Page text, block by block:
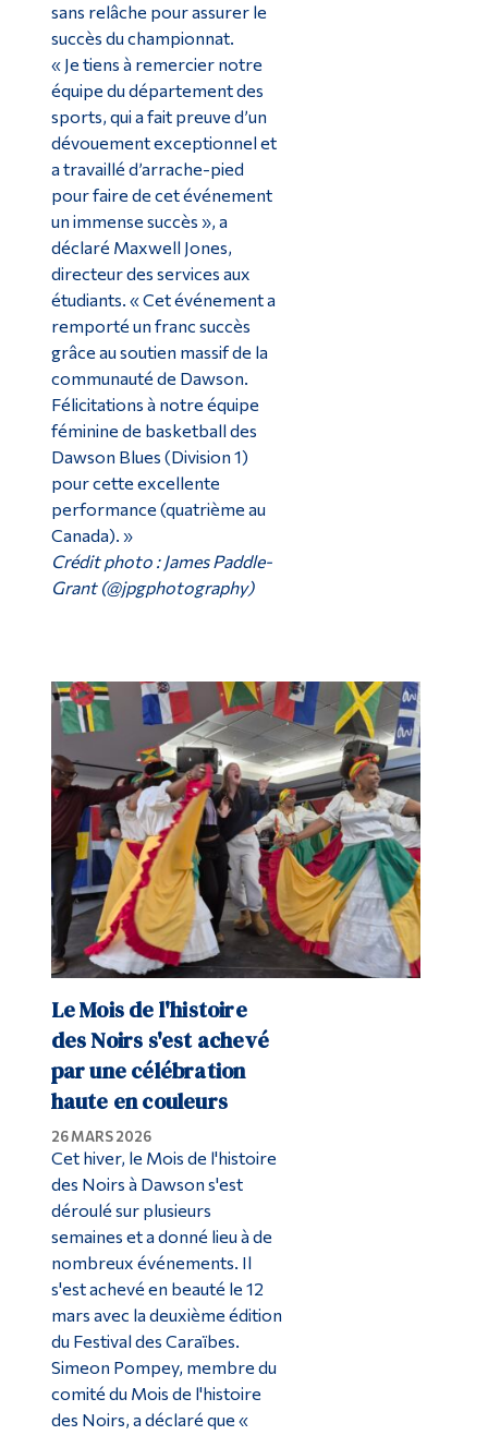
sans relâche pour assurer le
succès du championnat.
« Je tiens à remercier notre
équipe du département des
sports, qui a fait preuve d’un
dévouement exceptionnel et
a travaillé d’arrache-pied
pour faire de cet événement
un immense succès », a
déclaré Maxwell Jones,
directeur des services aux
étudiants. « Cet événement a
remporté un franc succès
grâce au soutien massif de la
communauté de Dawson.
Félicitations à notre équipe
féminine de basketball des
Dawson Blues (Division 1)
pour cette excellente
performance (quatrième au
Canada). »
Crédit photo : James Paddle-
Grant (@jpgphotography)
Le Mois de l'histoire
des Noirs s'est achevé
par une célébration
haute en couleurs
26 MARS 2026
Cet hiver, le Mois de l'histoire
des Noirs à Dawson s'est
déroulé sur plusieurs
semaines et a donné lieu à de
nombreux événements. Il
s'est achevé en beauté le 12
mars avec la deuxième édition
du Festival des Caraïbes.
Simeon Pompey, membre du
comité du Mois de l'histoire
des Noirs, a déclaré que «